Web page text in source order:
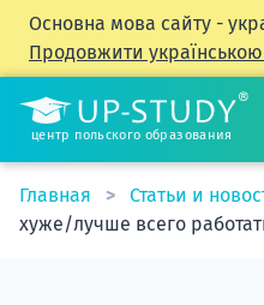
Основна мова сайту -
Продовжити
центр польского образования
Главная Статьи и
хуже/лучше всего